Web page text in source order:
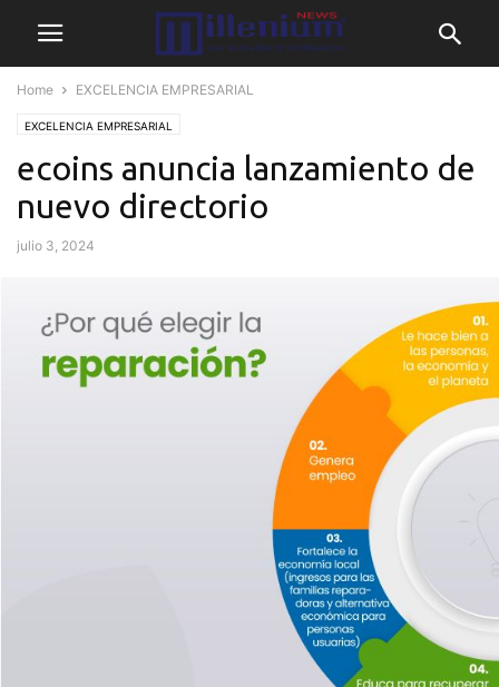
Home EXCELENCIA EMPRESARIAL
EXCELENCIA EMPRESARIAL
ecoins anuncia lanzamiento de
nuevo directorio
julio 3, 2024